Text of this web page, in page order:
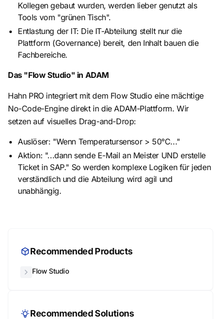
Kollegen gebaut wurden, werden lieber genutzt als
Tools vom "grünen Tisch".
Entlastung der IT: Die IT-Abteilung stellt nur die
Plattform (Governance) bereit, den Inhalt bauen die
Fachbereiche.
Das "Flow Studio" in ADAM
Hahn PRO integriert mit dem Flow Studio eine mächtige
No-Code-Engine direkt in die ADAM-Plattform. Wir
setzen auf visuelles Drag-and-Drop:
Auslöser: "Wenn Temperatursensor > 50°C..."
Aktion: "...dann sende E-Mail an Meister UND erstelle
Ticket in SAP." So werden komplexe Logiken für jeden
verständlich und die Abteilung wird agil und
unabhängig.
Recommended Products
Flow Studio
Recommended Solutions